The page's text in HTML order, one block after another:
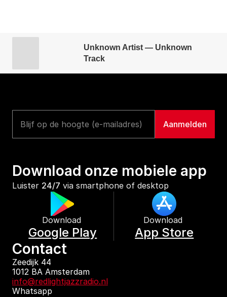
Unknown Artist — Unknown
Track
Download onze mobiele app
Luister 24/7 via smartphone of desktop
Download
Google Play
Download
App Store
Contact
Zeedijk 44
1012 BA Amsterdam
info@redlightjazzradio.nl
Whatsapp